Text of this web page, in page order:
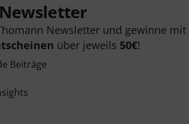
Newsletter und gewinne mit
über jeweils 50€!
Beiträge